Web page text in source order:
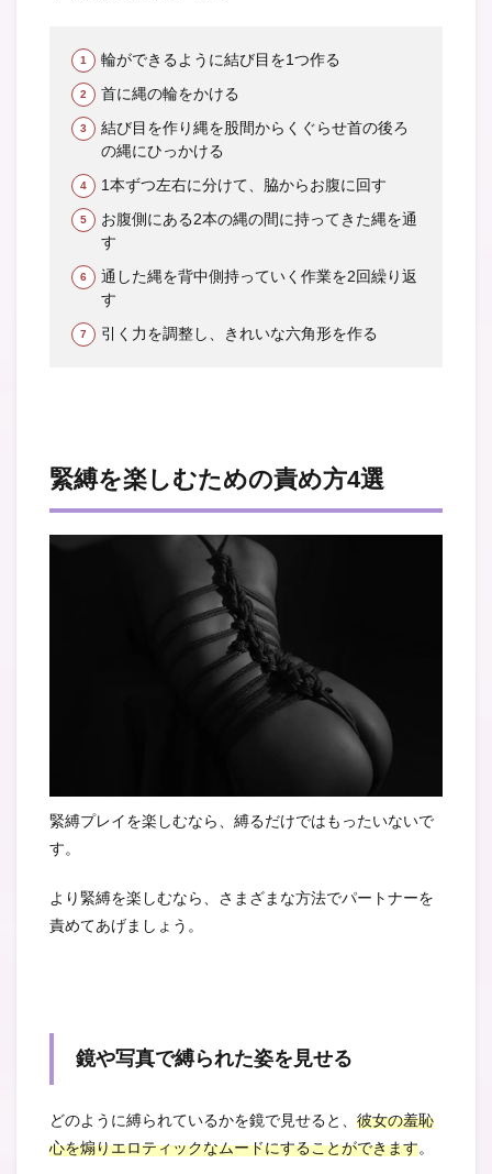
輪ができるように結び目を1つ作る
首に縄の輪をかける
結び目を作り縄を股間からくぐらせ首の後ろ
の縄にひっかける
1本ずつ左右に分けて、脇からお腹に回す
お腹側にある2本の縄の間に持ってきた縄を通
す
通した縄を背中側持っていく作業を2回繰り返
す
引く力を調整し、きれいな六角形を作る
緊縛を楽しむための責め方4選
緊縛プレイを楽しむなら、縛るだけではもったいないで
す。
より緊縛を楽しむなら、さまざまな方法でパートナーを
責めてあげましょう。
鏡や写真で縛られた姿を見せる
どのように縛られているかを鏡で見せると、 彼女の羞恥
心を煽りエロティックなムードにすることができます。